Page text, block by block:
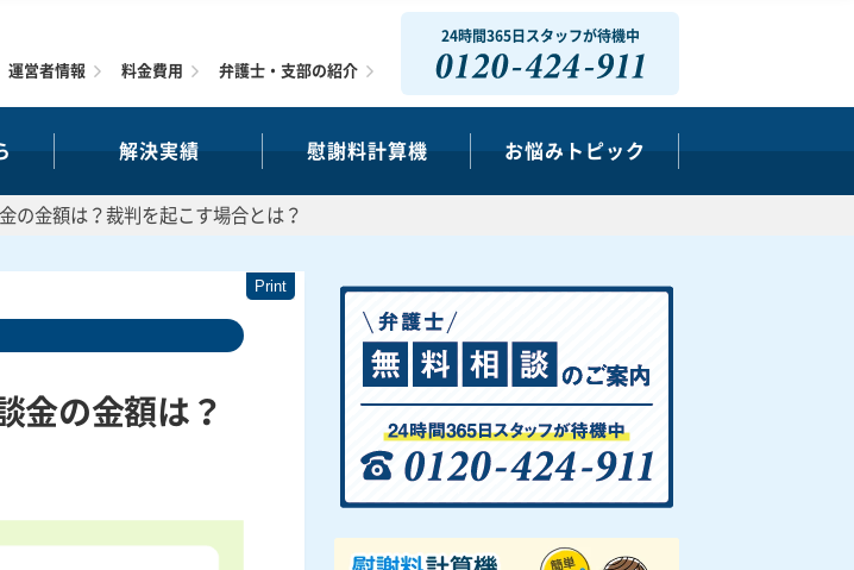
24時間365日スタッフが待機中
0120-424-911
解決実績 慰謝料計算機 お悩みトピック
運営者情報 料金費用 弁護士・支部の紹介
の金額は？裁判を起こす場合とは？
金の金額は？